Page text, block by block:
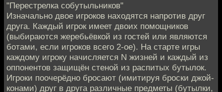
"Перестрелка собутыльников"
Изначально двое игроков находятся напротив друг
друга. Каждый игрок имеет двоих помощников
(выбираются жеребьёвкой из гостей или являются
ботами, если игроков всего 2-ое). На старте игры
каждому игроку начисляется N жизней и каждый из
оппонентов защищён стеной из распитых бутылок.
Игроки поочерёдно бросают (имитируя броски джой-
конами) друг в друга различные предметы (бутылки,